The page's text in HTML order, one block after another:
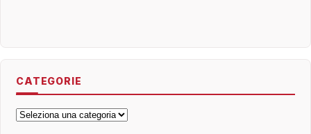
CATEGORIE
Categorie